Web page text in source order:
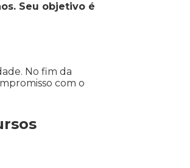
Seu objetivo é
No fim da
com o